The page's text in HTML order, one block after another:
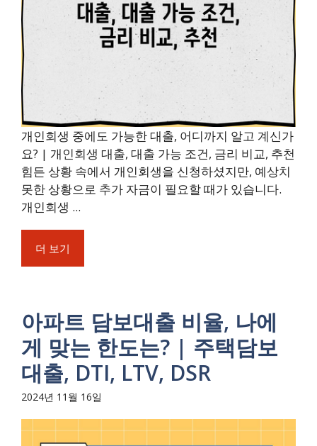
개인회생 중에도 가능한 대출, 어디까지 알고 계신가
요? | 개인회생 대출, 대출 가능 조건, 금리 비교, 추천
힘든 상황 속에서 개인회생을 신청하셨지만, 예상치
못한 상황으로 추가 자금이 필요할 때가 있습니다.
개인회생 ...
더 보기
아파트 담보대출 비율, 나에
게 맞는 한도는? | 주택담보
대출, DTI, LTV, DSR
2024년 11월 16일